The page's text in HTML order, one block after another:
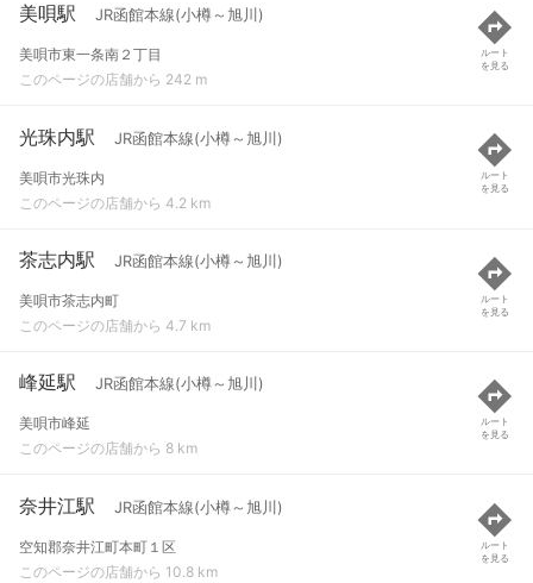
美唄駅 JR函館本線(小樽～旭川)
美唄市東一条南２丁目
このページの店舗から 242 m
ルート
を見る
光珠内駅 JR函館本線(小樽～旭川)
美唄市光珠内
このページの店舗から 4.2 km
ルート
を見る
茶志内駅 JR函館本線(小樽～旭川)
美唄市茶志内町
このページの店舗から 4.7 km
ルート
を見る
峰延駅 JR函館本線(小樽～旭川)
美唄市峰延
このページの店舗から 8 km
ルート
を見る
奈井江駅 JR函館本線(小樽～旭川)
空知郡奈井江町本町１区
このページの店舗から 10.8 km
ルート
を見る